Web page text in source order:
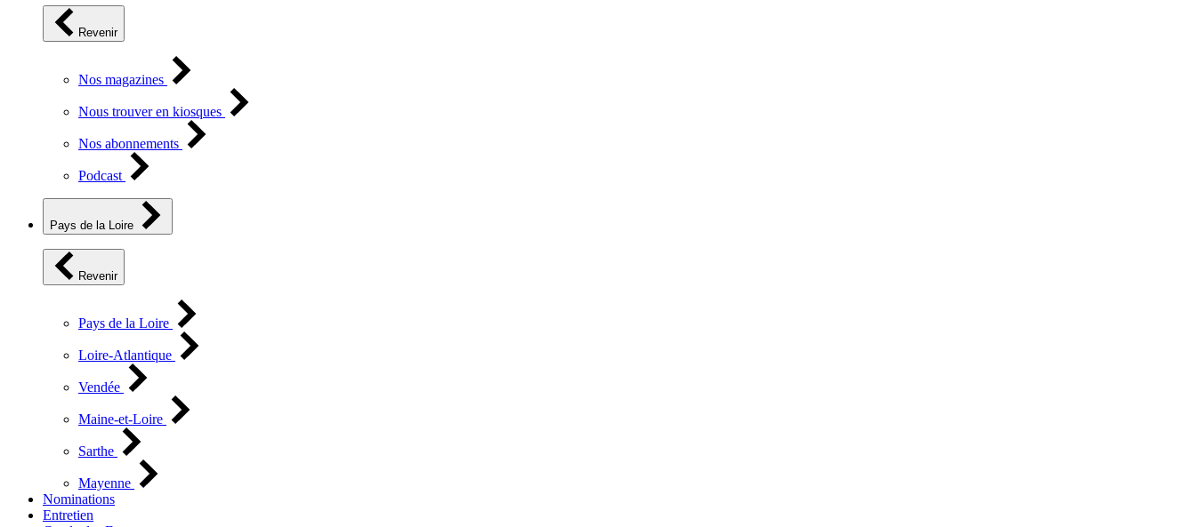
Revenir
Nos magazines
Nous trouver en kiosques
Nos abonnements
Podcast
Pays de la Loire
Revenir
Pays de la Loire
Loire-Atlantique
Vendée
Maine-et-Loire
Sarthe
Mayenne
Nominations
Entretien